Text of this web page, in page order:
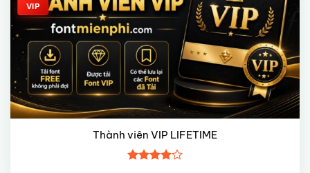
VIP
Thành viên VIP LIFETIME